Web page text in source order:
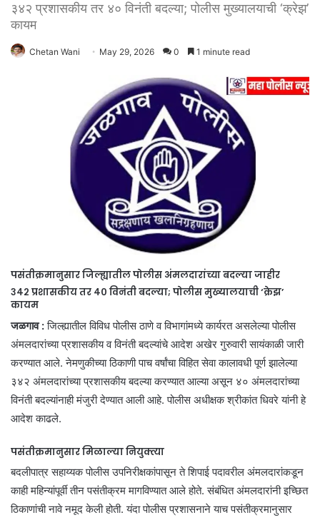
३४२ प्रशासकीय तर ४० विनंती बदल्या; पोलीस मुख्यालयाची ‘क्रेझ’
कायम
Chetan Wani May 29, 2026 0 1 minute read
पसंतीक्रमानुसार जिल्ह्यातील पोलीस अंमलदारांच्या बदल्या जाहीर
३४२ प्रशासकीय तर ४० विनंती बदल्या; पोलीस मुख्यालयाची ‘क्रेझ’
कायम
जळगाव :जिल्ह्यातील विविध पोलीस ठाणे व विभागांमध्ये कार्यरत असलेल्या पोलीस
अंमलदारांच्या प्रशासकीय व विनंती बदल्यांचे आदेश अखेर गुरुवारी सायंकाळी जारी
करण्यात आले. नेमणुकीच्या ठिकाणी पाच वर्षांचा विहित सेवा कालावधी पूर्ण झालेल्या
३४२ अंमलदारांच्या प्रशासकीय बदल्या करण्यात आल्या असून ४० अंमलदारांच्या
विनंती बदल्यांनाही मंजुरी देण्यात आली आहे. पोलीस अधीक्षक श्रीकांत धिवरे यांनी हे
आदेश काढले.
पसंतीक्रमानुसार मिळाल्या नियुक्त्या
बदलीपात्र सहाय्यक पोलीस उपनिरीक्षकांपासून ते शिपाई पदावरील अंमलदारांकडून
काही महिन्यांपूर्वी तीन पसंतीक्रम मागविण्यात आले होते. संबंधित अंमलदारांनी इच्छित
ठिकाणांची नावे नमूद केली होती. यंदा पोलीस प्रशासनाने याच पसंतीक्रमानुसार